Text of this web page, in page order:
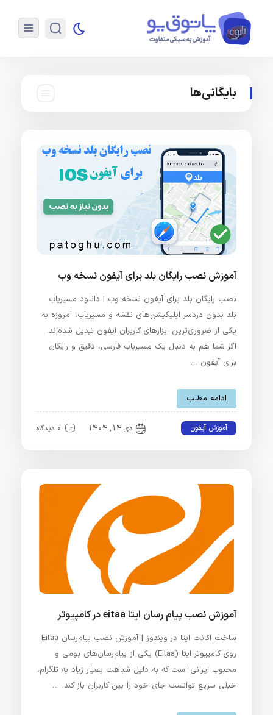
بایگانی‌ها
آموزش نصب رایگان بلد برای آیفون نسخه وب
نصب رایگان بلد برای آیفون نسخه وب | دانلود مسیریاب
بلد بدون دردسر اپلیکیشن‌های نقشه و مسیریاب، امروزه به
یکی از ضروری‌ترین ابزارهای کاربران آیفون تبدیل شده‌اند.
اگر شما هم به دنبال یک مسیریاب فارسی، دقیق و رایگان
برای آیفون …
ادامه مطلب
آموزش آیفون دی 14, 1404 0 دیدگاه
آموزش نصب پیام رسان ایتا eitaa در کامپیوتر
ساخت اکانت ایتا در ویندوز | آموزش نصب پیام‌رسان Eitaa
روی کامپیوتر ایتا (Eitaa) یکی از پیام‌رسان‌های بومی و
محبوب ایرانی است که به دلیل شباهت بسیار زیاد به تلگرام،
خیلی سریع توانست جای خود را بین کاربران باز کند. …